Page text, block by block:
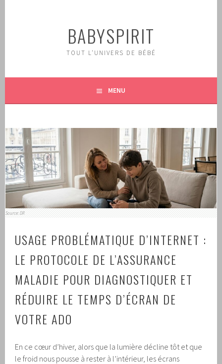
BABYSPIRIT
TOUT L'UNIVERS DE BÉBÉ
MENU
Source: DR
USAGE PROBLÉMATIQUE D’INTERNET :
LE PROTOCOLE DE L’ASSURANCE
MALADIE POUR DIAGNOSTIQUER ET
RÉDUIRE LE TEMPS D’ÉCRAN DE
VOTRE ADO
En ce cœur d’hiver, alors que la lumière décline tôt et que
le froid nous pousse à rester à l’intérieur, les écrans